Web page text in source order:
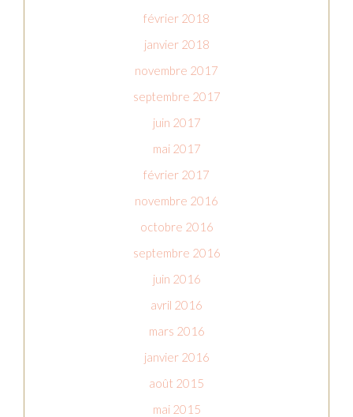
février 2018
janvier 2018
novembre 2017
septembre 2017
juin 2017
mai 2017
février 2017
novembre 2016
octobre 2016
septembre 2016
juin 2016
avril 2016
mars 2016
janvier 2016
août 2015
mai 2015